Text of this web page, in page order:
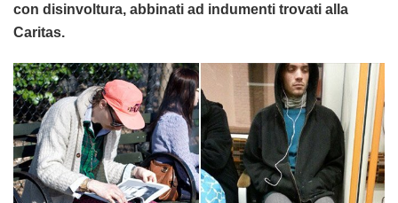
con disinvoltura, abbinati ad indumenti trovati alla
Caritas.